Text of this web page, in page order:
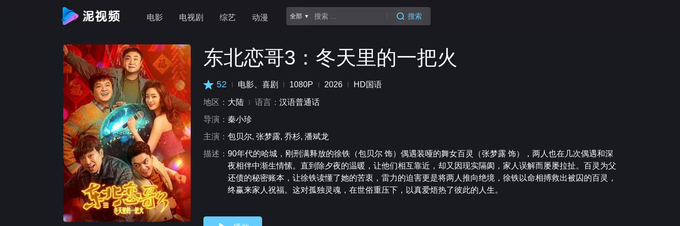
电影 电视剧 综艺 动漫 全部 ▾ 搜索
东北恋哥3：冬天里的一把火
52 电影、喜剧 1080P 2026 HD国语
地区： 大陆 语言： 汉语普通话
导演： 秦小珍
主演： 包贝尔, 张梦露, 乔杉, 潘斌龙
描述： 90年代的哈城，刚刑满释放的徐铁（包贝尔 饰）偶遇装哑的舞女百灵（张梦露 饰），两人也在几次偶遇和深
夜相伴中渐生情愫。直到除夕夜的温暖，让他们相互靠近，却又因现实隔阂，家人误解而屡屡拉扯。百灵为父
还债的秘密账本，让徐铁读懂了她的苦衷，雷力的迫害更是将两人推向绝境，徐铁以命相搏救出被囚的百灵，
终赢来家人祝福。这对孤独灵魂，在世俗重压下，以真爱焐热了彼此的人生。